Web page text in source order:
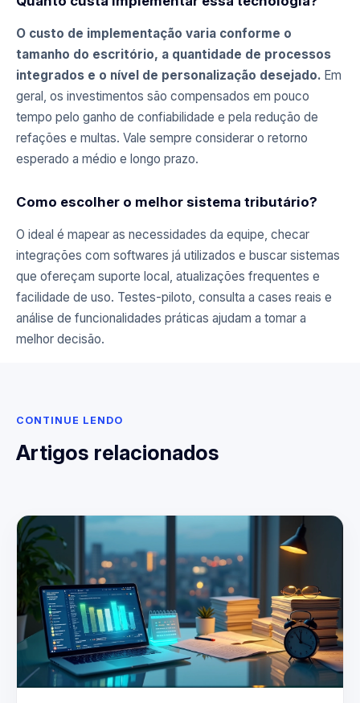
O custo de implementação varia conforme o
tamanho do escritório, a quantidade de processos
integrados e o nível de personalização desejado. Em
geral, os investimentos são compensados em pouco
tempo pelo ganho de confiabilidade e pela redução de
refações e multas. Vale sempre considerar o retorno
esperado a médio e longo prazo.
Como escolher o melhor sistema tributário?
O ideal é mapear as necessidades da equipe, checar
integrações com softwares já utilizados e buscar sistemas
que ofereçam suporte local, atualizações frequentes e
facilidade de uso. Testes-piloto, consulta a cases reais e
análise de funcionalidades práticas ajudam a tomar a
melhor decisão.
CONTINUE LENDO
Artigos relacionados